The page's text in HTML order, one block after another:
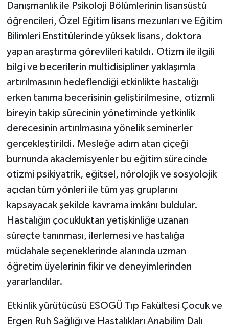
Danışmanlık ile Psikoloji Bölümlerinin lisansüstü
öğrencileri, Özel Eğitim lisans mezunları ve Eğitim
Bilimleri Enstitülerinde yüksek lisans, doktora
yapan araştırma görevlileri katıldı. Otizm ile ilgili
bilgi ve becerilerin multidisipliner yaklaşımla
artırılmasının hedeflendiği etkinlikte hastalığı
erken tanıma becerisinin geliştirilmesine, otizmli
bireyin takip sürecinin yönetiminde yetkinlik
derecesinin artırılmasına yönelik seminerler
gerçekleştirildi. Mesleğe adım atan çiçeği
burnunda akademisyenler bu eğitim sürecinde
otizmi psikiyatrik, eğitsel, nörolojik ve sosyolojik
açıdan tüm yönleri ile tüm yaş gruplarını
kapsayacak şekilde kavrama imkânı buldular.
Hastalığın çocukluktan yetişkinliğe uzanan
süreçte tanınması, ilerlemesi ve hastalığa
müdahale seçeneklerinde alanında uzman
öğretim üyelerinin fikir ve deneyimlerinden
yararlandılar.
Etkinlik yürütücüsü ESOGÜ Tıp Fakültesi Çocuk ve
Ergen Ruh Sağlığı ve Hastalıkları Anabilim Dalı